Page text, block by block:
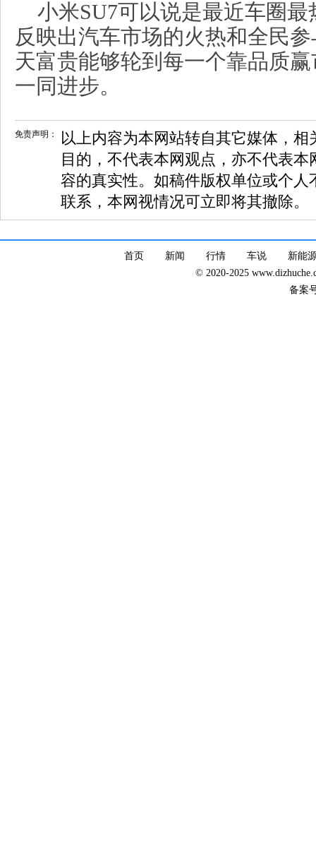
小米SU7可以说是最近车圈
反映出汽车市场的火热和全民
天富贵能够轮到每一个靠品质
一同进步。
免责声明：
以上内容为本网站转自其它媒体，
目的，不代表本网观点，亦不代表
容的真实性。如稿件版权单位或个
联系，本网视情况可立即将其撤除。
首页 新闻 行情 车说
新能
© 2020-2025
备案